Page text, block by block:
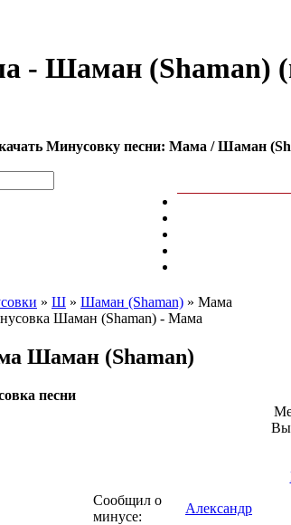
Шаман (Shaman)
Минусовку песни: Мама / Шаман
» Ш » Шаман (Shaman) » Мама
Шаман (Shaman)
песни
Вы
Сообщил о
минусе:
Александр